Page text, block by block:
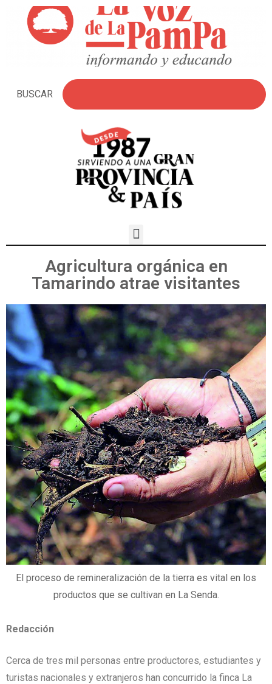
BUSCAR
Agricultura orgánica en
Tamarindo atrae visitantes
El proceso de remineralización de la tierra es vital en los
productos que se cultivan en La Senda.
Redacción
Cerca de tres mil personas entre productores, estudiantes y
turistas nacionales y extranjeros han concurrido la finca La